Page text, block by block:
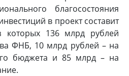
благосостояния
в проект составит
которых 136 млрд рублей
ФНБ, 10 млрд рублей – на
бюджета и 85 млрд – на